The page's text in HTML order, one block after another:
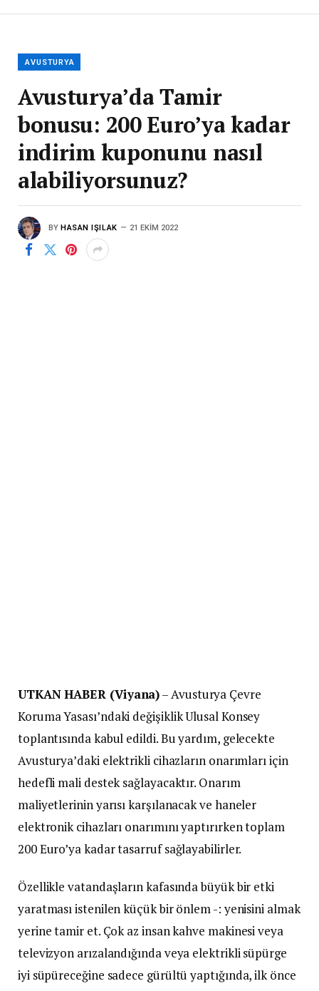
AVUSTURYA
Avusturya’da Tamir
bonusu: 200 Euro’ya kadar
indirim kuponunu nasıl
alabiliyorsunuz?
BY HASAN IŞILAK 21 EKIM 2022
UTKAN HABER (Viyana)– Avusturya Çevre
Koruma Yasası’ndaki değişiklik Ulusal Konsey
toplantısında kabul edildi. Bu yardım, gelecekte
Avusturya’daki elektrikli cihazların onarımları için
hedefli mali destek sağlayacaktır. Onarım
maliyetlerinin yarısı karşılanacak ve haneler
elektronik cihazları onarımını yaptırırken toplam
200 Euro’ya kadar tasarruf sağlayabilirler.
Özellikle vatandaşların kafasında büyük bir etki
yaratması istenilen küçük bir önlem -: yenisini almak
yerine tamir et. Çok az insan kahve makinesi veya
televizyon arızalandığında veya elektrikli süpürge
iyi süpüreceğine sadece gürültü yaptığında, ilk önce